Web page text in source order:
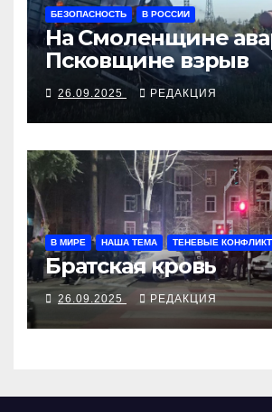
БЕЗОПАСНОСТЬ В РОССИИ
На Смоленщине
Псковщине взрыв
26.09.2025 РЕДАКЦИЯ
В МИРЕ НАША ТЕМА ТЕНЕВЫЕ
Братская кровь
26.09.2025 РЕДАКЦИЯ